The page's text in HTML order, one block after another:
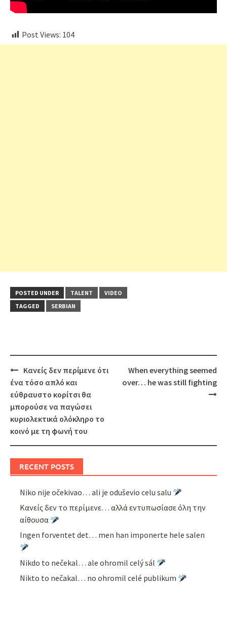
Post Views: 104
POSTED UNDER TALENT
VIDEO
TAGGED
SERBIAN
Post
navigation
Κανείς δεν περίμενε ότι
ένα τόσο απλό και
εύθραυστο κορίτσι θα
μπορούσε να παγώσει
κυριολεκτικά ολόκληρο το
κοινό με τη φωνή του
When everything seemed
over… he was still fighting
RECENT POSTS
Niko nije očekivao… ali je oduševio celu salu
Κανείς δεν το περίμενε… αλλά εντυπωσίασε όλη την
αίθουσα
Ingen forventet det… men han imponerte hele salen
Nikdo to nečekal… ale ohromil celý sál
Nikto to nečakal… no ohromil celé publikum